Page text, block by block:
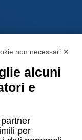
non necessari ✕
alcuni
e
per